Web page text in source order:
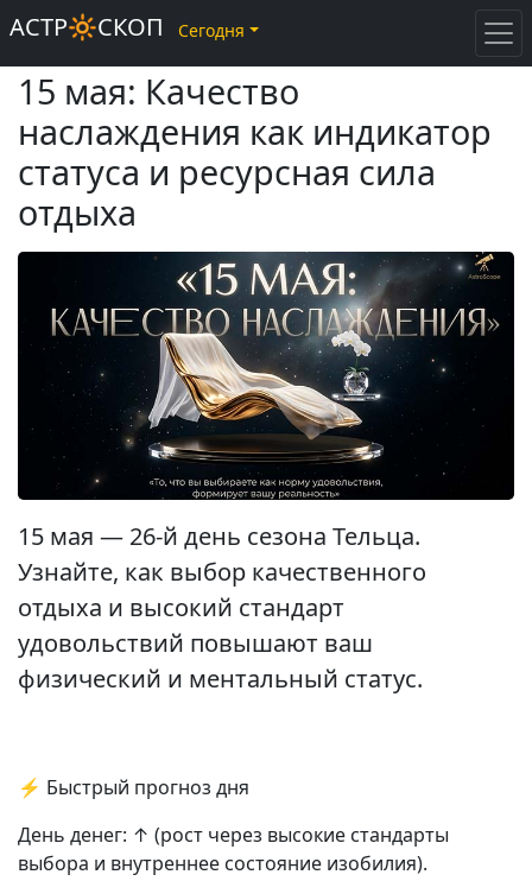
15 мая: Качество
наслаждения как индикатор
статуса и ресурсная сила
отдыха
15 мая — 26-й день сезона Тельца.
Узнайте, как выбор качественного
отдыха и высокий стандарт
удовольствий повышают ваш
физический и ментальный статус.
⚡ Быстрый прогноз дня
День денег: ↑ (рост через высокие стандарты
выбора и внутреннее состояние изобилия).
АСТР🔆СКОП Сегодня